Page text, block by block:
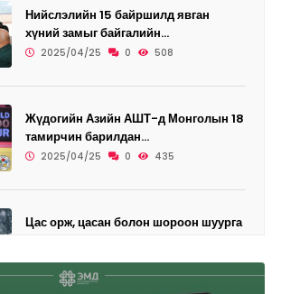
Нийслэлийн 15 байршилд явган
хүний замыг байгалийн...
2025/04/25 0 508
Жүдогийн Азийн АШТ-д Монголын 18
тамирчин барилдан...
2025/04/25 0 435
Цас орж, цасан болон шороон шуурга
2025/04/25 0 457